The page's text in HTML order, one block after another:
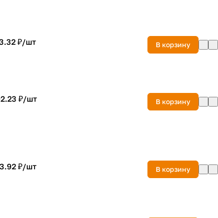
₽/шт В корзину
₽/шт В корзину
₽/шт В корзину